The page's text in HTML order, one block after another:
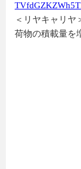
＜リヤキャリ
荷物の積載量を